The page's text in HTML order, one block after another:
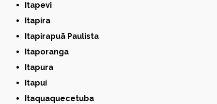
Itapevi
Itapira
Itapirapuã Paulista
Itaporanga
Itapura
Itapuí
Itaquaquecetuba